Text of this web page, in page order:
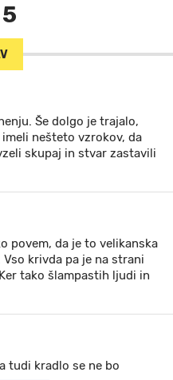
5
Še dolgo je trajalo,
nešteto vzrokov, da
skupaj in stvar zastavili
povem, da je to velikanska
krivda pa je na strani
tako šlampastih ljudi in
tudi kradlo se ne bo